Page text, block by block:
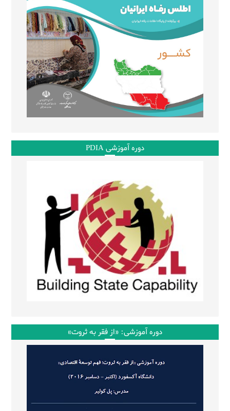
دوره آموزشی PDIA
دوره آموزشی: «از فقر به ثروت»